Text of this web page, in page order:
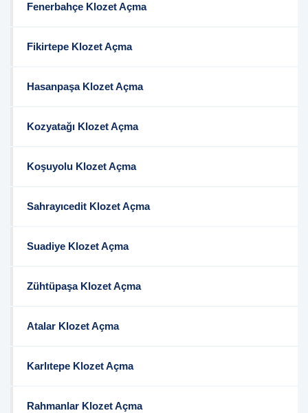
Fenerbahçe Klozet Açma
Fikirtepe Klozet Açma
Hasanpaşa Klozet Açma
Kozyatağı Klozet Açma
Koşuyolu Klozet Açma
Sahrayıcedit Klozet Açma
Suadiye Klozet Açma
Zühtüpaşa Klozet Açma
Atalar Klozet Açma
Karlıtepe Klozet Açma
Rahmanlar Klozet Açma